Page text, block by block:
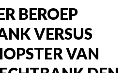
BEROEP
VERSUS
VAN